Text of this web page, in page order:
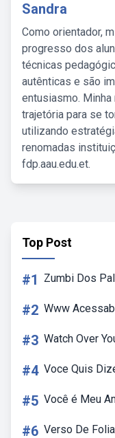
Sandra
Como orientador,
progresso dos
técnicas
autênticas e são
entusiasmo.
trajetória para se
utilizando
renomadas
fdp.aau.edu.et.
Top Post
#1 Zumbi Dos
#2 Www
#3 Watch Over
#4 Voce Quis
#5 Você é Meu
#6 Verso De